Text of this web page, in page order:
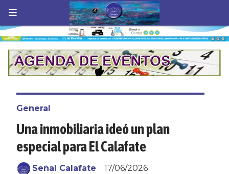
Una inmobiliaria ideó un plan
especial para El Calafate
General
17/06/2026
Señal Calafate